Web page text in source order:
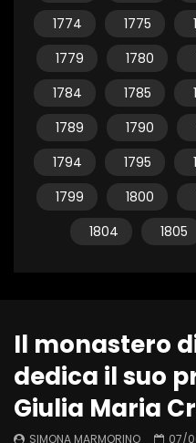
1774
1775
1779
1780
1784
1785
1789
1790
1794
1795
1799
1800
1804
1805
Il monastero
dedica il suo
Giulia Maria
SIMONA MARMORINO 07/